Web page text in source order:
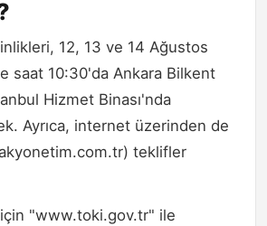
12, 13 ve 14 Ağustos
saat 10:30'da Ankara Bilkent
Hizmet Binası'nda
Ayrıca, internet üzerinden de
teklifler
"www.toki.gov.tr" ile